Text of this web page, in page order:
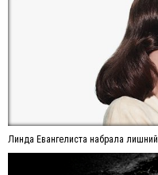
Линда Евангелиста набрала